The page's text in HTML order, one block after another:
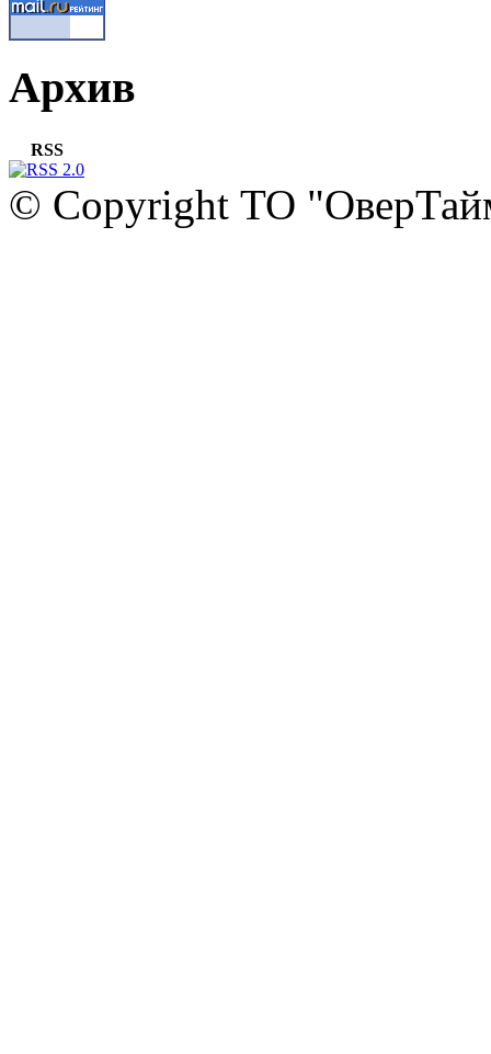
Архив
RSS
© Copyright ТО